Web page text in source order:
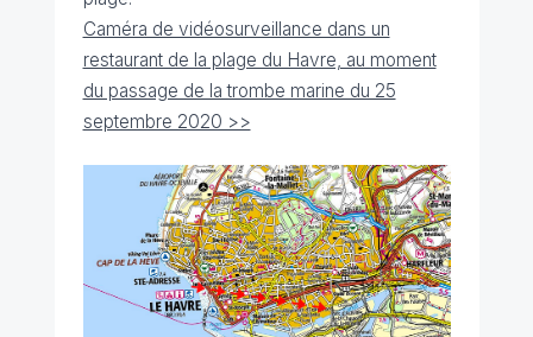
Caméra de vidéosurveillance dans un
restaurant de la plage du Havre, au moment
du passage de la trombe marine du 25
septembre 2020 >>